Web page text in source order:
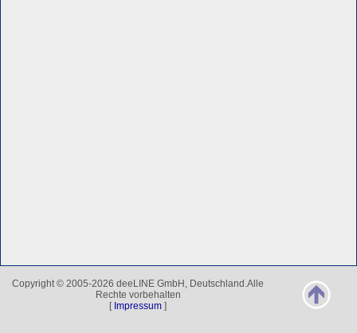
Copyright © 2005-2026 deeLINE GmbH, Deutschland.Alle
Rechte vorbehalten
[ Impressum ]